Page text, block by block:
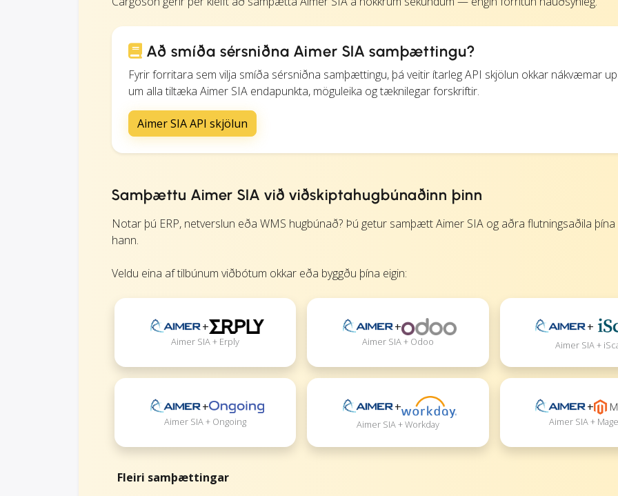
Að smíða sérsniðna Aimer SIA samþættingu?
Fyrir forritara sem vilja smíða sérsniðna samþættingu, þá veitir ítarleg API skjölun okkar nákvæmar
um alla tiltæka Aimer SIA endapunkta, möguleika og tæknilegar forskriftir.
Aimer SIA API skjölun
Samþættu Aimer SIA við viðskiptahugbúnaðinn þinn
Notar þú ERP, netverslun eða WMS hugbúnað? Þú getur samþætt Aimer SIA og aðra flutningsaðila
hann.
Veldu eina af tilbúnum viðbótum okkar eða byggðu þína eigin:
+
Aimer SIA + Erply
+
Aimer SIA + Odoo
+
Aimer SIA +
+
Aimer SIA + Ongoing
+
Aimer SIA + Workday
+
Aimer SIA +
Fleiri samþættingar